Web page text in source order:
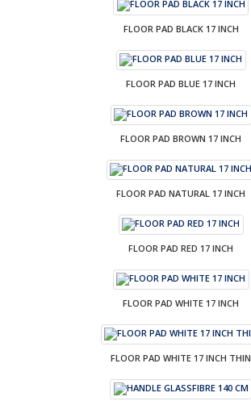
FLOOR PAD BLACK 17 INCH
FLOOR PAD BLUE 17 INCH
FLOOR PAD BROWN 17 INCH
FLOOR PAD NATURAL 17 INCH
FLOOR PAD RED 17 INCH
FLOOR PAD WHITE 17 INCH
FLOOR PAD WHITE 17 INCH THIN